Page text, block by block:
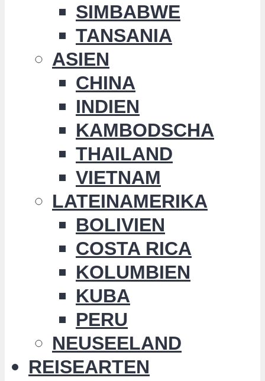
SIMBABWE
TANSANIA
ASIEN
CHINA
INDIEN
KAMBODSCHA
THAILAND
VIETNAM
LATEINAMERIKA
BOLIVIEN
COSTA RICA
KOLUMBIEN
KUBA
PERU
NEUSEELAND
REISEARTEN